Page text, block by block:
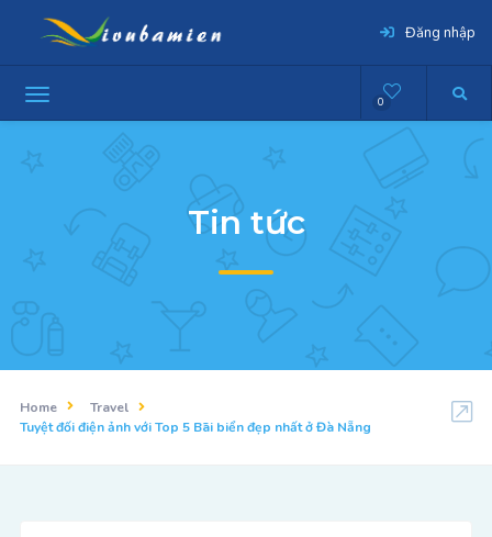
Đăng nhập
0
Tin tức
Home
Travel
Tuyệt đối điện ảnh với Top 5 Bãi biển đẹp nhất ở Đà Nẵng